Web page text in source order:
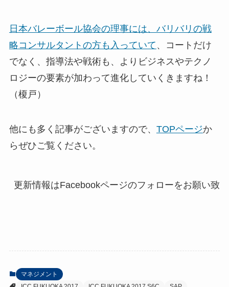
日本バレーボール協会の理事には、バリバリの戦
略コンサルタントの方も入っていて 、コートだけ
でなく、指導法や戦術も、よりビジネスやテクノ
ロジーの要素が加わって進化していくきますね！
（榎戸）
他にも多く記事がございますので、 TOPページか
らぜひご覧ください。
マネジメント